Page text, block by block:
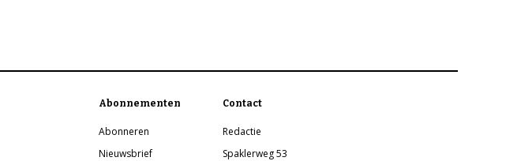
Abonnementen
Abonneren
Nieuwsbrief
Contact
Redactie
Spaklerweg 53